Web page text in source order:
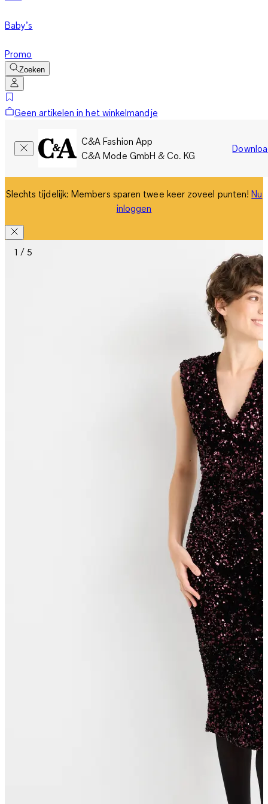
Baby’s
Promo
Zoeken
Geen artikelen in het winkelmandje
C&A Fashion App
C&A Mode GmbH & Co. KG
Slechts tijdelijk: Members sparen twee keer zoveel punten!Nu
inloggen
1 / 5